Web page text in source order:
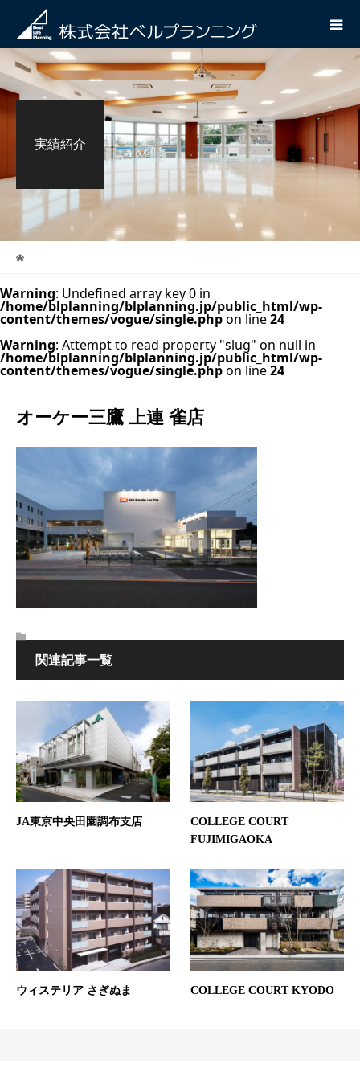
実績紹介
Warning: Undefined array key 0 in
/home/blplanning/blplanning.jp/public_html/wp-
content/themes/vogue/single.phpon line24
Warning: Attempt to read property "slug" on null in
/home/blplanning/blplanning.jp/public_html/wp-
content/themes/vogue/single.phpon line24
オーケー三鷹 上連 雀店
関連記事一覧
JA東京中央田園調布支店
COLLEGE COURT
FUJIMIGAOKA
ウィステリア さぎぬま COLLEGE COURT KYODO